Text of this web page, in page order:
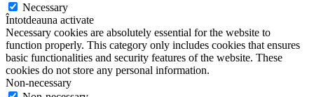
Necessary
Întotdeauna activate
Necessary cookies are absolutely essential for the website to
function properly. This category only includes cookies that ensures
basic functionalities and security features of the website. These
cookies do not store any personal information.
Non-necessary